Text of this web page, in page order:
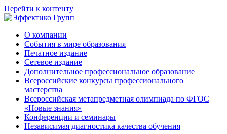
Перейти к контенту
О компании
События в мире образования
Печатное издание
Сетевое издание
Дополнительное профессиональное образование
Всероссийские конкурсы профессионального
мастерства
Всероссийская метапредметная олимпиада по ФГОС
«Новые знания»
Конференции и семинары
Независимая диагностика качества обучения